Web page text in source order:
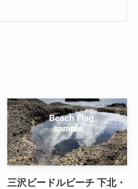
三沢ビードルビーチ 下北・